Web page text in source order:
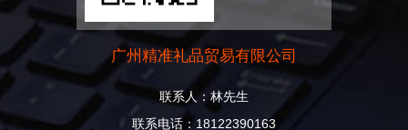
广州精准礼品贸易有限公司
联系人：林先生
联系电话：18122390163